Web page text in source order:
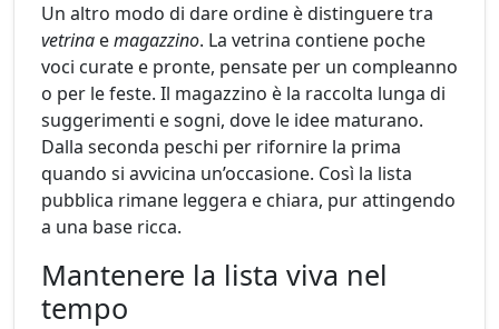
Un altro modo di dare ordine è distinguere tra
vetrina emagazzino. La vetrina contiene poche
voci curate e pronte, pensate per un compleanno
o per le feste. Il magazzino è la raccolta lunga di
suggerimenti e sogni, dove le idee maturano.
Dalla seconda peschi per rifornire la prima
quando si avvicina un’occasione. Così la lista
pubblica rimane leggera e chiara, pur attingendo
a una base ricca.
Mantenere la lista viva nel
tempo